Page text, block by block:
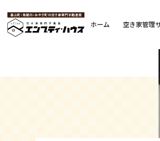
ホーム 空き家管理